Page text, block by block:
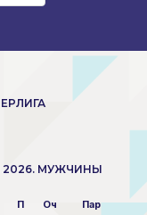
2026. МУЖЧИНЫ
П Оч Пар